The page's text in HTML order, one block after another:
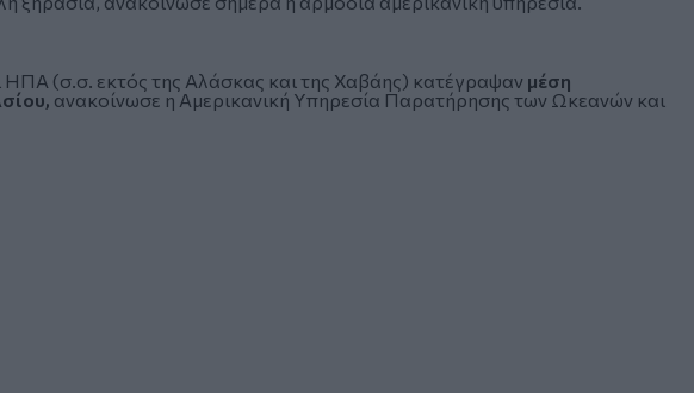
(σ.σ. εκτός της Αλάσκας και της Χαβάης) κατέγραψαν μέση
ανακοίνωσε η Αμερικανική Υπηρεσία Παρατήρησης των Ωκεανών και